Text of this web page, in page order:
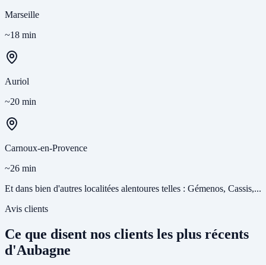
Marseille
~18 min
Auriol
~20 min
Carnoux-en-Provence
~26 min
Et dans bien d'autres localitées alentoures telles : Gémenos, Cassis,...
Avis clients
Ce que disent nos clients les plus récents
d'Aubagne